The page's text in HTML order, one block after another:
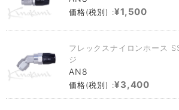
価格(税別) :¥1,500
フレックスナイロンホース
ジ
AN8
価格(税別) :¥3,400